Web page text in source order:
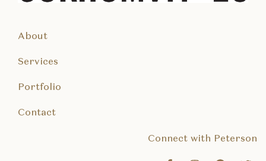
About
Services
Portfolio
Contact
Connect with Peterson